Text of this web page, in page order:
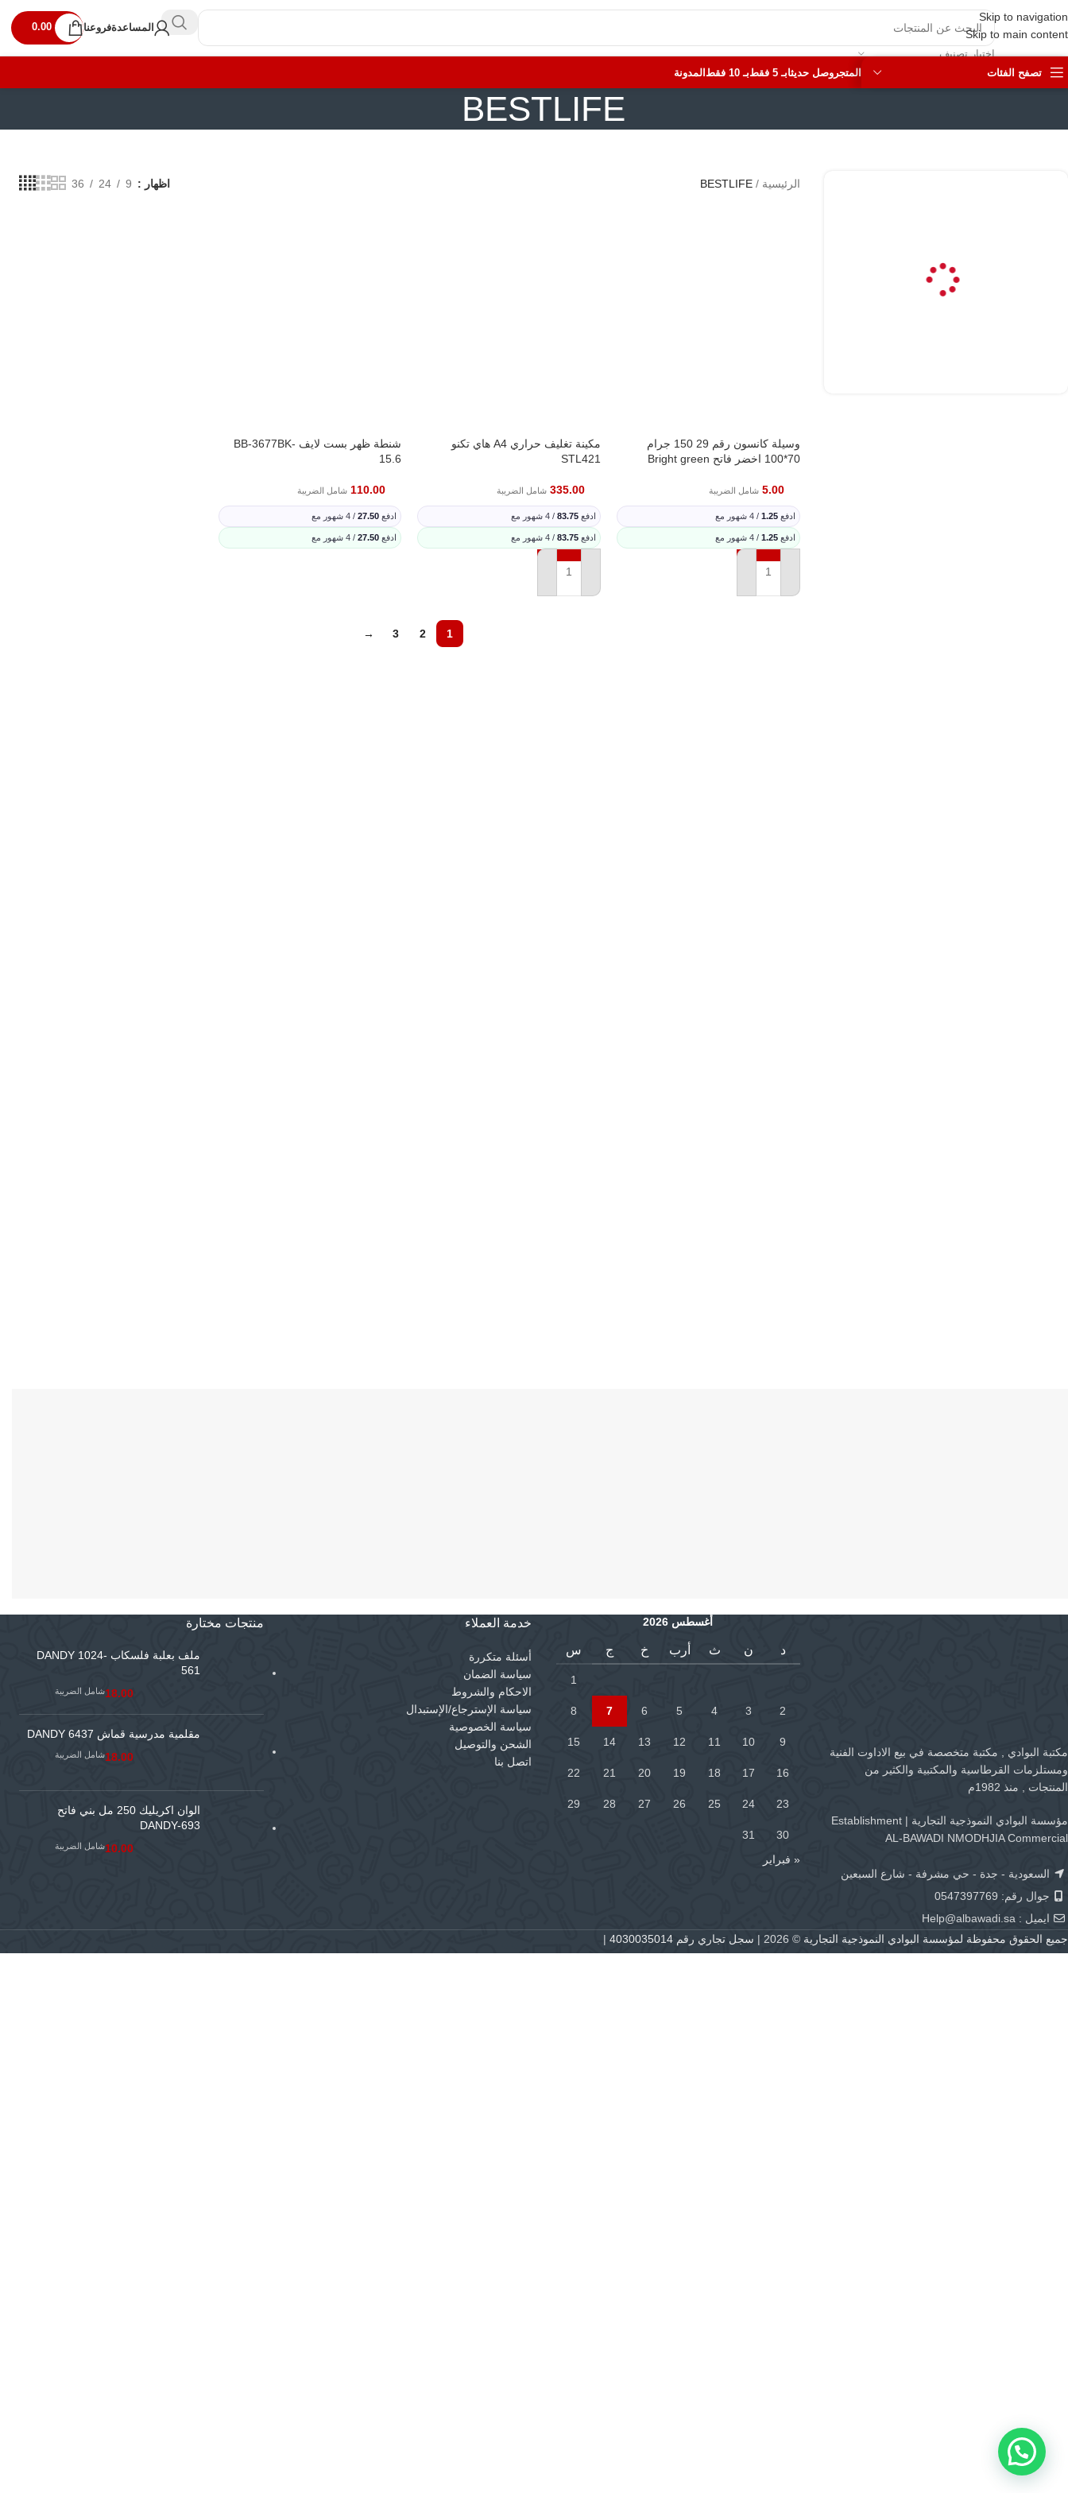
Skip to navigation
Skip to main content
اختيار تصنيف
المساعدةفروعنا 0.00
تصفح الفئات المتجر وصل حديثابـ 5 فقط بـ 10 فقط المدونة
BESTLIFE
الرئيسية /
BESTLIFE اظهار 9
24
36
وسيلة كانسون رقم 29 150 جرام
70*100 اخضر فاتح Bright green
5.00 شامل الضريبة
ادفع1.25 / 4 شهور مع
ادفع1.25 / 4 شهور مع
إضافة إلى السلة
مكينة تغليف حراري A4 هاي تكنو
STL421
335.00 شامل الضريبة
ادفع83.75 / 4 شهور مع
ادفع83.75 / 4 شهور مع
إضافة إلى السلة
شنطة ظهر بست لايف BB-3677BK-
15.6
110.00 شامل الضريبة
ادفع 27.50/ 4 شهور مع
ادفع 27.50/ 4 شهور مع
1
2
3
→
مكتبة البوادي , مكتبة متخصصة في بيع الاداوت الفنية
ومستلزمات القرطاسية والمكتبية والكثير من
المنتجات , منذ 1982م
مؤسسة البوادي النموذجية التجارية | Establishment
AL-BAWADI NMODHJIA Commercial
السعودية - جدة - حي مشرفة - شارع السبعين
جوال رقم: 0547397769
ايميل : Help@albawadi.sa
أغسطس 2026
د ن ث أرب خ ج س
1
2
3
4
5
6
7
8
9
10
11
12
13
14
15
16
17
18
19
20
21
22
23
24
25
26
27
28
29
30
31
« فبراير
خدمة العملاء
أسئلة متكررة
سياسة الضمان
الاحكام والشروط
سياسة الإسترجاع/الإستبدال
سياسة الخصوصية
الشحن والتوصيل
اتصل بنا
منتجات مختارة
ملف بعلبة فلسكاب DANDY 1024-
561
18.00شامل الضريبة
مقلمية مدرسية قماش DANDY 6437
18.00شامل الضريبة
الوان اكريليك 250 مل بني فاتح
DANDY-693
10.00شامل الضريبة
جميع الحقوق محفوظة لمؤسسة البوادي النموذجية التجارية © 2026 | سجل تجاري رقم 4030035014 |